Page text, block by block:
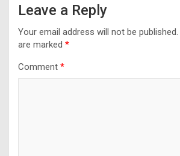
Leave a Reply
Your email address will not be published.
are marked *
Comment *